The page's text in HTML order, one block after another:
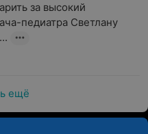
за высокий
педиатра Светлану
ещё